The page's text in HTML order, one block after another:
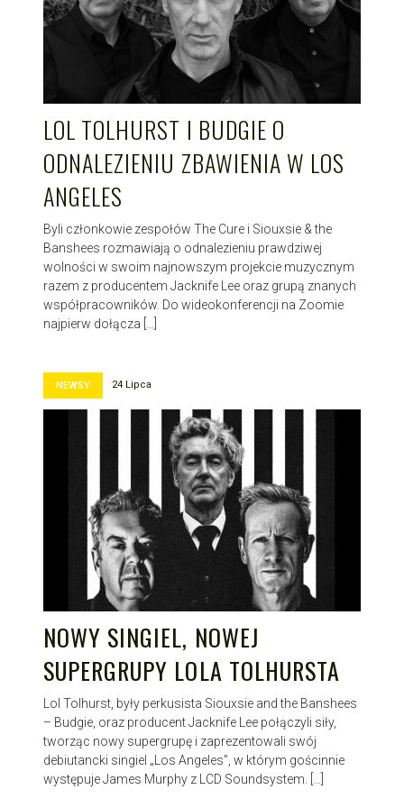
LOL TOLHURST I BUDGIE O
ODNALEZIENIU ZBAWIENIA W LOS
ANGELES
Byli członkowie zespołów The Cure i Siouxsie & the
Banshees rozmawiają o odnalezieniu prawdziwej
wolności w swoim najnowszym projekcie muzycznym
razem z producentem Jacknife Lee oraz grupą znanych
współpracowników. Do wideokonferencji na Zoomie
najpierw dołącza […]
NEWSY 24 Lipca
NOWY SINGIEL, NOWEJ
SUPERGRUPY LOLA TOLHURSTA
Lol Tolhurst, były perkusista Siouxsie and the Banshees
– Budgie, oraz producent Jacknife Lee połączyli siły,
tworząc nowy supergrupę i zaprezentowali swój
debiutancki singiel „Los Angeles”, w którym gościnnie
występuje James Murphy z LCD Soundsystem. […]